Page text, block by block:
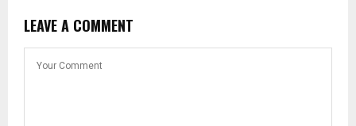
LEAVE A COMMENT